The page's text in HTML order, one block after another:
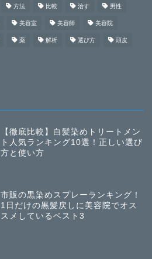
方法 比較 治す 男性
美容室 美容師 美容院
薬 解析 選び方 頭皮
【徹底比較】白髪染めトリートメン
ト人気ランキング10選！正しい選び
方と使い方
市販の黒染めスプレーランキング！
1日だけの黒髪戻しに美容院でオス
スメしているベスト3